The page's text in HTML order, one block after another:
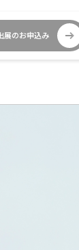
展のお申込み